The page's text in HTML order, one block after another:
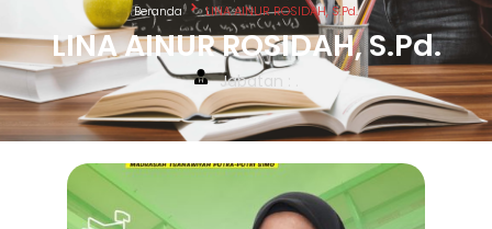
Beranda LINA AINUR ROSIDAH, S.Pd.
LINA AINUR ROSIDAH, S.Pd.
Jabatan : .